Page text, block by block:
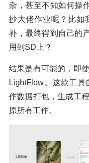
杂，甚至不知如何操
抄大佬作业呢？比如
补，最终得到自己的
用到SD上？
结果是有可能的，即
LightFlow。这款工
作数据打包，生成工
原所有工作。